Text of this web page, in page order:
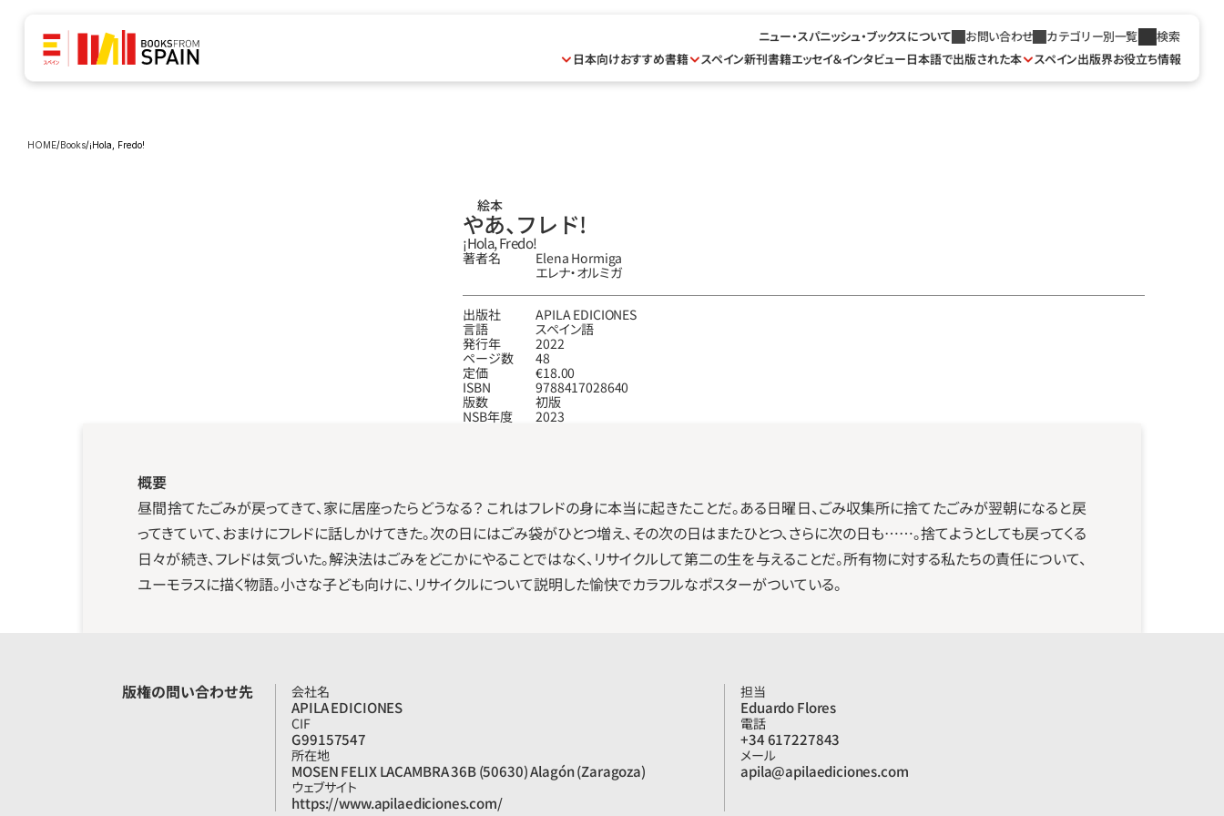
ニュー・スパニッシュ・ブックスについて お問い合わせ カテゴリー別一覧
検索
日本向けおすすめ書籍
スペイン新刊書籍エッセイ＆インタビュー日本語で出版された本 スペイン出版界お役立ち情報
HOME/Books/¡Hola, Fredo!
絵本
やあ、フレド！
¡Hola, Fredo!
著者名
Elena Hormiga
エレナ‧オルミガ
出版社
APILA EDICIONES
言語
スペイン語
発行年
2022
ページ数
48
定価
€18.00
ISBN
9788417028640
版数
初版
NSB年度
2023
概要
昼間捨てたごみが戻ってきて、家に居座ったらどうなる？ これはフレドの身に本当に起きたことだ。ある日曜日、ごみ収集所に捨てたごみが翌朝になると戻
ってきていて、おまけにフレドに話しかけてきた。次の日にはごみ袋がひとつ増え、その次の日はまたひとつ、さらに次の日も……。捨てようとしても戻ってくる
日々が続き、フレドは気づいた。解決法はごみをどこかにやることではなく、リサイクルして第二の生を与えることだ。所有物に対する私たちの責任について、
ユーモラスに描く物語。小さな子ども向けに、リサイクルについて説明した愉快でカラフルなポスターがついている。
版権の問い合わせ先 会社名
APILA EDICIONES
CIF
G99157547
所在地
MOSEN FELIX LACAMBRA 36B (50630) Alagón (Zaragoza)
ウェブサイト
https://www.apilaediciones.com/
担当
Eduardo Flores
電話
+34 617227843
メール
apila@apilaediciones.com